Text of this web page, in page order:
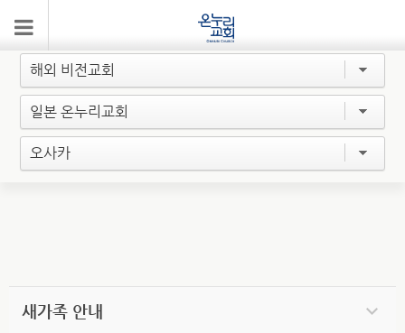
약도/주차
해외 비전교회
일본 온누리교회
오사카
새가족 안내